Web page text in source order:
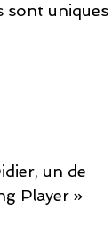
sont uniques
un de
Player »